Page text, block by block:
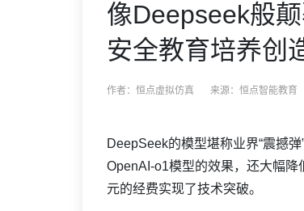
像Deepseek般
安全教育培养创
作者：恒点虚拟仿真 来源： 恒点智能教育
DeepSeek的模型堪称业界“震撼
OpenAI-o1模型的效果，还大幅
元的经费实现了技术突破。